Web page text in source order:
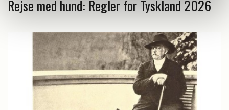
Rejse med hund: Regler for Tyskland 2026